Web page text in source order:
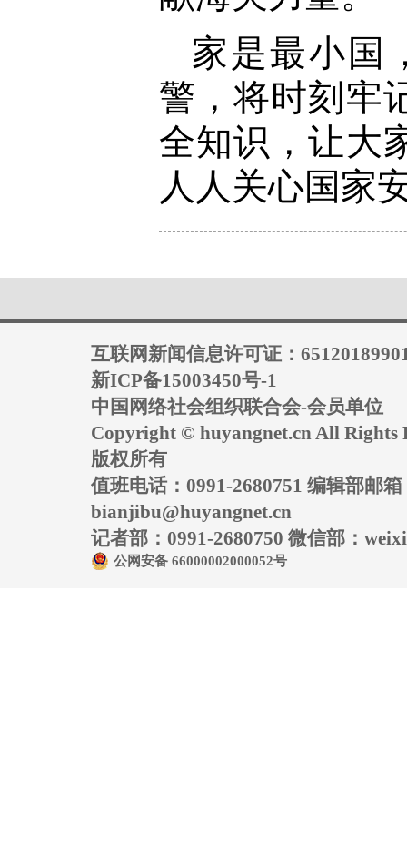
家是最小国
警，将时刻牢
全知识，让大
人人关心国家
互联网新闻信息许可证：
新ICP备15003450号-1
中国网络社会组织联合会-会员单位
Copyright © huyangnet.cn All Rights
版权所有
值班电话：0991-2680751 编辑部邮箱
bianjibu@huyangnet.cn
记者部：0991-2680750 微信部：
公网安备 66000002000052号